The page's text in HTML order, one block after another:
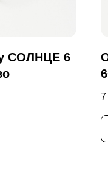
СОЛНЦЕ 6
7